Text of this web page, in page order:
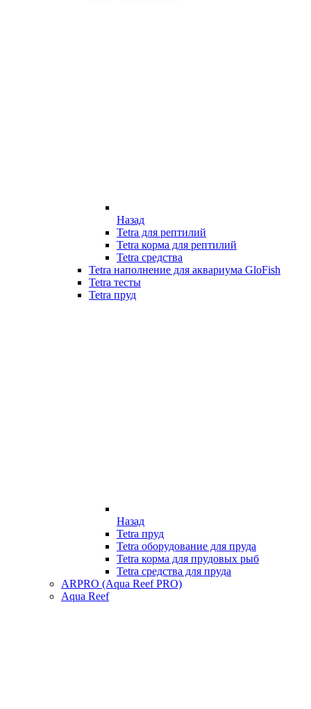
Назад
Tetra для рептилий
Tetra корма для рептилий
Tetra средства
Tetra наполнение для аквариума GloFish
Tetra тесты
Tetra пруд
Назад
Tetra пруд
Tetra оборудование для пруда
Tetra корма для прудовых рыб
Tetra средства для пруда
ARPRO (Aqua Reef PRO)
Aqua Reef